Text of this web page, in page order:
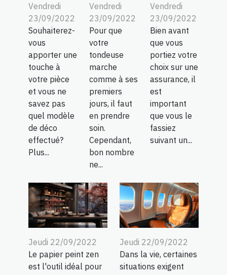
Vendredi
23/09/2022
Souhaiterez-
vous
apporter une
touche à
votre pièce
et vous ne
savez pas
quel modèle
de déco
effectué?
Plus...
Vendredi
23/09/2022
Pour que
votre
tondeuse
marche
comme à ses
premiers
jours, il faut
en prendre
soin.
Cependant,
bon nombre
ne...
Vendredi
23/09/2022
Bien avant
que vous
portiez votre
choix sur une
assurance, il
est
important
que vous le
fassiez
suivant un...
Jeudi 22/09/2022
Le papier peint zen
est l'outil idéal pour
Jeudi 22/09/2022
Dans la vie, certaines
situations exigent